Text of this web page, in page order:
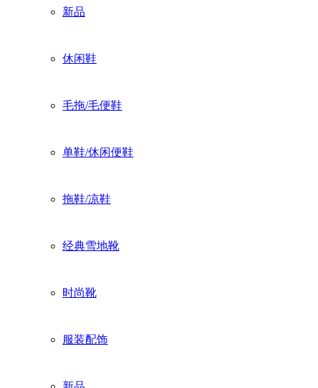
新品
休闲鞋
毛拖/毛便鞋
单鞋/休闲便鞋
拖鞋/凉鞋
经典雪地靴
时尚靴
服装配饰